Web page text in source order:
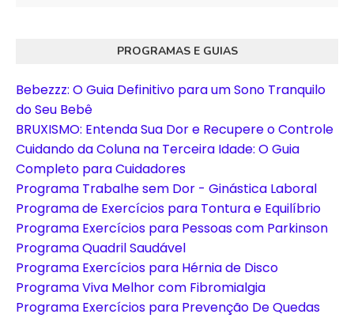
PROGRAMAS E GUIAS
Bebezzz: O Guia Definitivo para um Sono Tranquilo
do Seu Bebê
BRUXISMO: Entenda Sua Dor e Recupere o Controle
Cuidando da Coluna na Terceira Idade: O Guia
Completo para Cuidadores
Programa Trabalhe sem Dor - Ginástica Laboral
Programa de Exercícios para Tontura e Equilíbrio
Programa Exercícios para Pessoas com Parkinson
Programa Quadril Saudável
Programa Exercícios para Hérnia de Disco
Programa Viva Melhor com Fibromialgia
Programa Exercícios para Prevenção De Quedas